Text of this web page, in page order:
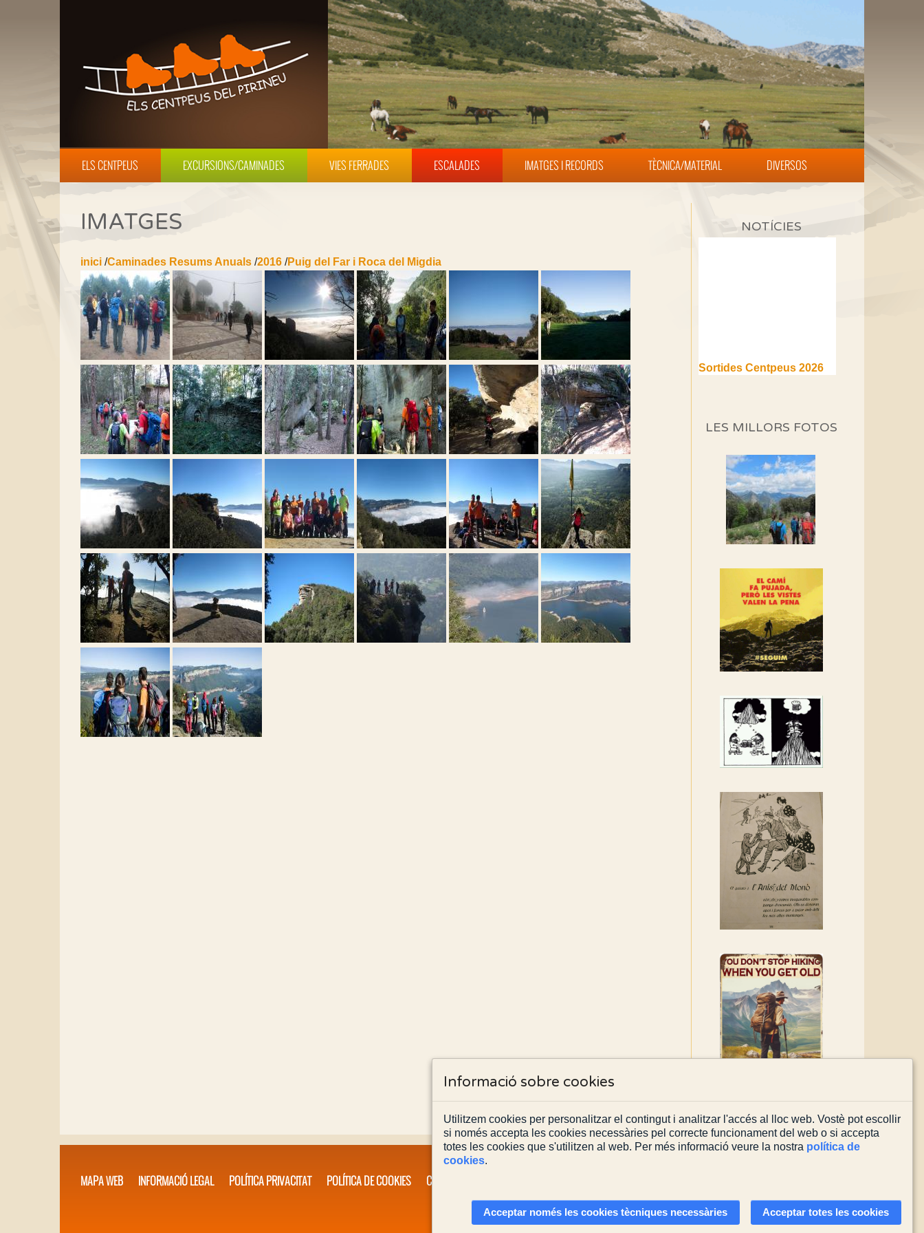
ELS CENTPEUS EXCURSIONS/CAMINADES VIES FERRADES ESCALADES IMATGES I RECORDS TÈCNICA/MATERIAL DIVERSOS
IMATGES
inici /Caminades Resums Anuals /2016 /Puig del Far i Roca del Migdia
NOTÍCIES
(1a part)
Si no podem caminar,
alguna cosa hem de fer...
Els Centpeus signen el
Manifest a favor dels
Camins Vells
associació adhereix-te al
Rebem un diploma dels
Amics de Sant Aniol
d'Aguja
Els Centpeus estem
recuperació del refugi i de
l'entorn de Sant Aniol
LES MILLORS FOTOS
MAPA WEB INFORMACIÓ LEGAL POLÍTICA PRIVACITAT POLÍTICA DE COOKIES CONTACTA'NS
Actualitzada el03/08/2026
Informació sobre cookies
Utilitzem cookies per personalitzar el contingut i analitzar l'accés al lloc web. Vostè pot escollir
si només accepta les cookies necessàries pel correcte funcionament del web o si accepta
totes les cookies que s'utilitzen al web. Per més informació veure la nostra política de
cookies.
Acceptar només les cookies tècniques necessàries Acceptar totes les cookies